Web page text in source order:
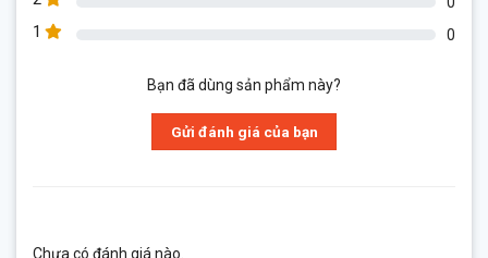
1 0
Bạn đã dùng sản phẩm này?
Gửi đánh giá của bạn
Chưa có đánh giá nào.